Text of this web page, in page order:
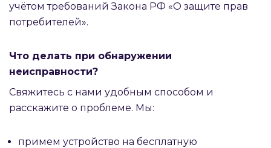
учётом требований Закона РФ «О защите прав
потребителей».
Что делать при обнаружении
неисправности?
Свяжитесь с нами удобным способом и
расскажите о проблеме. Мы:
примем устройство на бесплатную